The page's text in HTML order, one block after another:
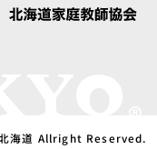
海道 Allright Reserved.